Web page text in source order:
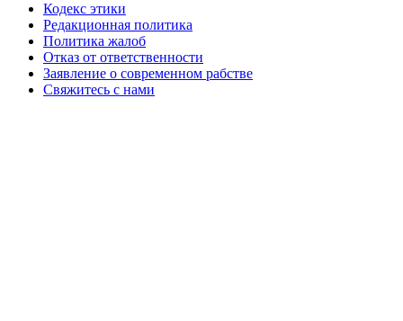
Кодекс этики
Редакционная политика
Политика жалоб
Отказ от ответственности
Заявление о современном рабстве
Свяжитесь с нами